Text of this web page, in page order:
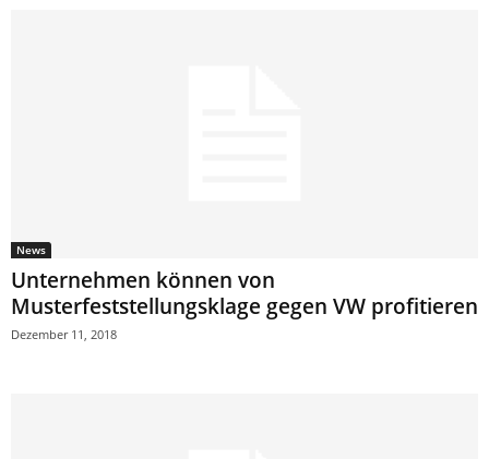
News
Unternehmen können von
Musterfeststellungsklage gegen VW profitieren
Dezember 11, 2018